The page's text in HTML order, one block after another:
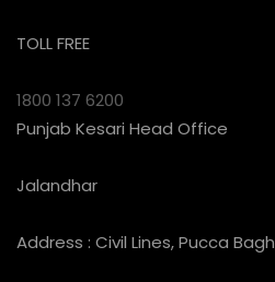
TOLL FREE
1800 137 6200
Punjab Kesari Head Office
Jalandhar
Address : Civil Lines, Pucca